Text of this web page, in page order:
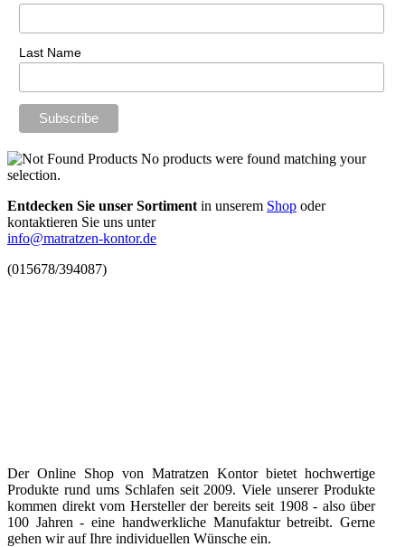
Last Name
No products were found matching your
selection.
Entdecken Sie unser Sortiment in unserem Shop oder
kontaktieren Sie uns unter
info@matratzen-kontor.de
(015678/394087)
Der Online Shop von Matratzen Kontor bietet hochwertige
Produkte rund ums Schlafen seit 2009. Viele unserer Produkte
kommen direkt vom Hersteller der bereits seit 1908 - also über
100 Jahren - eine handwerkliche Manufaktur betreibt. Gerne
gehen wir auf Ihre individuellen Wünsche ein.